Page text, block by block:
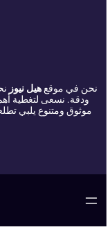
نحن في موقعهيل نيوز
ودقة. نسعى لتغطية أهم
موثوق ومتنوع يلبي